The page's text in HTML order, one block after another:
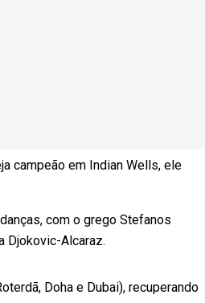
campeão em Indian Wells, ele
com o grego Stefanos
Djokovic-Alcaraz.
Doha e Dubai), recuperando